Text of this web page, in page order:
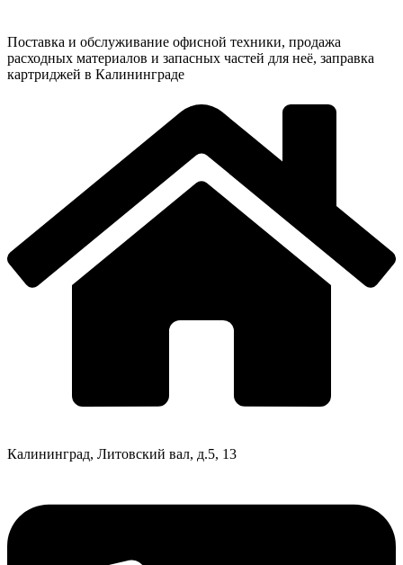
Поставка и обслуживание офисной техники, продажа
расходных материалов и запасных частей для неё, заправка
картриджей в Калининграде
Калининград, Литовский вал, д.5, 13